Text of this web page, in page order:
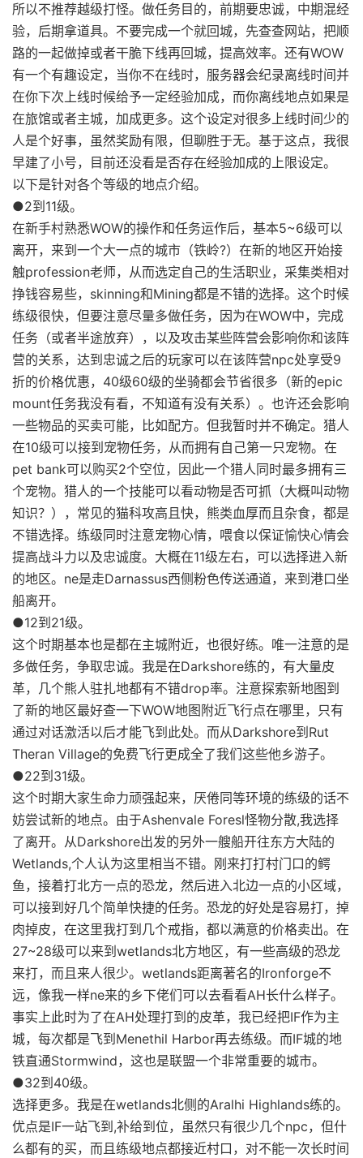
所以不推荐越级打怪。做任务目的，前期要忠诚，中期混经
验，后期拿道具。不要完成一个就回城，先查查网站，把顺
路的一起做掉或者干脆下线再回城，提高效率。还有WOW
有一个有趣设定，当你不在线时，服务器会纪录离线时间并
在你下次上线时候给予一定经验加成，而你离线地点如果是
在旅馆或者主城，加成更多。这个设定对很多上线时间少的
人是个好事，虽然奖励有限，但聊胜于无。基于这点，我很
早建了小号，目前还没看是否存在经验加成的上限设定。
以下是针对各个等级的地点介绍。
●2到11级。
在新手村熟悉WOW的操作和任务运作后，基本5~6级可以
离开，来到一个大一点的城市（铁岭?）在新的地区开始接
触profession老师，从而选定自己的生活职业，采集类相对
挣钱容易些，skinning和Mining都是不错的选择。这个时候
练级很快，但要注意尽量多做任务，因为在WOW中，完成
任务（或者半途放弃），以及攻击某些阵营会影响你和该阵
营的关系，达到忠诚之后的玩家可以在该阵营npc处享受9
折的价格优惠，40级60级的坐骑都会节省很多（新的epic
mount任务我没有看，不知道有没有关系）。也许还会影响
一些物品的买卖可能，比如配方。但我暂时并不确定。猎人
在10级可以接到宠物任务，从而拥有自己第一只宠物。在
pet bank可以购买2个空位，因此一个猎人同时最多拥有三
个宠物。猎人的一个技能可以看动物是否可抓（大概叫动物
知识？），常见的猫科攻高且快，熊类血厚而且杂食，都是
不错选择。练级同时注意宠物心情，喂食以保证愉快心情会
提高战斗力以及忠诚度。大概在11级左右，可以选择进入新
的地区。ne是走Darnassus西侧粉色传送通道，来到港口坐
船离开。
●12到21级。
这个时期基本也是都在主城附近，也很好练。唯一注意的是
多做任务，争取忠诚。我是在Darkshore练的，有大量皮
革，几个熊人驻扎地都有不错drop率。注意探索新地图到
了新的地区最好查一下WOW地图附近飞行点在哪里，只有
通过对话激活以后才能飞到此处。而从Darkshore到Rut
Theran Village的免费飞行更成全了我们这些他乡游子。
●22到31级。
这个时期大家生命力顽强起来，厌倦同等环境的练级的话不
妨尝试新的地点。由于Ashenvale Foresl怪物分散,我选择
了离开。从Darkshore出发的另外一艘船开往东方大陆的
Wetlands,个人认为这里相当不错。刚来打打村门口的鳄
鱼，接着打北方一点的恐龙，然后进入北边一点的小区域，
可以接到好几个简单快捷的任务。恐龙的好处是容易打，掉
肉掉皮，在这里我打到几个戒指，都以满意的价格卖出。在
27~28级可以来到wetlands北方地区，有一些高级的恐龙
来打，而且来人很少。wetlands距离著名的Ironforge不
远，像我一样ne来的乡下佬们可以去看看AH长什么样子。
事实上此时为了在AH处理打到的皮革，我已经把IF作为主
城，每次都是飞到Menethil Harbor再去练级。而IF城的地
铁直通Stormwind，这也是联盟一个非常重要的城市。
●32到40级。
选择更多。我是在wetlands北侧的Aralhi Highlands练的。
优点是IF一站飞到,补给到位，虽然只有很少几个npc，但什
么都有的买，而且练级地点都接近村口，对不能一次长时间